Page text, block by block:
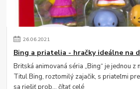
26.06.2021
Bing a priatelia - hračky ideálne na
Britská animovaná séria „Bing“ je jednou z
Titul Bing, roztomilý zajačik, s priateľmi
sa riešiť prob...čítať celé